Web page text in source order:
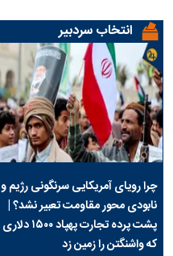
انتخاب سردبیر
چرا رویای آمریکایی سرنگونی رژیم و
نابودی محور مقاومت تعبیر نشد؟ |
پشت پرده تجارت پهپاد‌ ۱۵۰۰ دلاری
که واشنگتن را زمین زد